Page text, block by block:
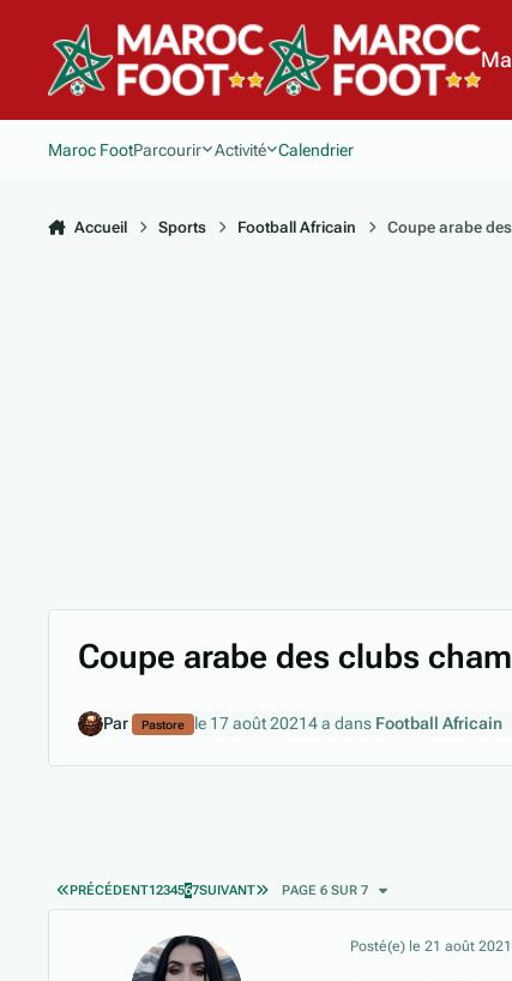
Maroc FootParcourir Activité Calendrier
Accueil Sports Football Africain Coupe arabe
Coupe arabe des clubs
Par Pastore le 17 août 20214 a dans Football Africain
PREMIÈRE PAGE
PRÉCÉDENT1234567SUIVANT DERNIÈRE PAGE
PAGE 6 SUR 7
Posté(e) le 21 août 2021